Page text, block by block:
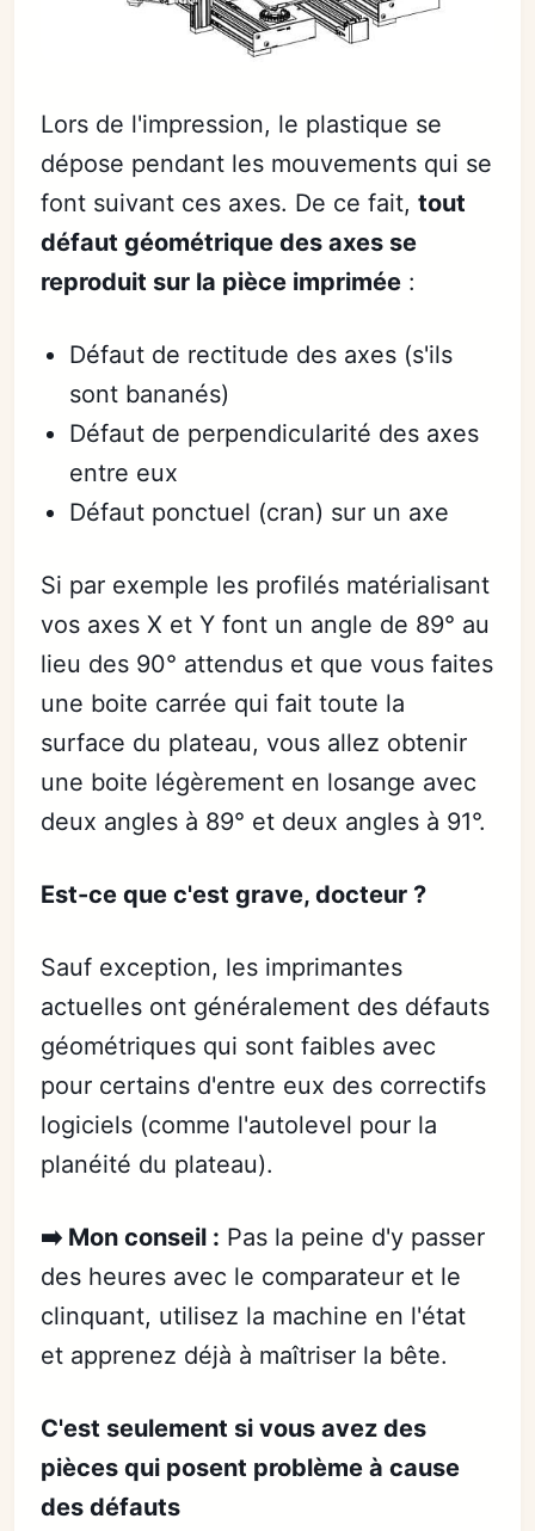
Lors de l'impression, le plastique se
dépose pendant les mouvements qui se
font suivant ces axes. De ce fait,tout
défaut géométrique des axes se
reproduit sur la pièce imprimée :
Défaut de rectitude des axes (s'ils
sont bananés)
Défaut de perpendicularité des axes
entre eux
Défaut ponctuel (cran) sur un axe
Si par exemple les profilés matérialisant
vos axes X et Y font un angle de 89° au
lieu des 90° attendus et que vous faites
une boite carrée qui fait toute la
surface du plateau, vous allez obtenir
une boite légèrement en losange avec
deux angles à 89° et deux angles à 91°.
Est-ce que c'est grave, docteur ?
Sauf exception, les imprimantes
actuelles ont généralement des défauts
géométriques qui sont faibles avec
pour certains d'entre eux des correctifs
logiciels (comme l'autolevel pour la
planéité du plateau).
➡️ Mon conseil : Pas la peine d'y passer
des heures avec le comparateur et le
clinquant, utilisez la machine en l'état
et apprenez déjà à maîtriser la bête.
C'est seulement si vous avez des
pièces qui posent problème à cause
des défauts